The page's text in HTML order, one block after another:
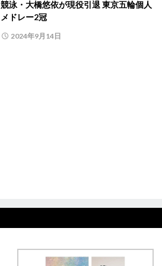
競泳・大橋悠依が現役引退 東京五輪個人
メドレー2冠
2024年9月14日